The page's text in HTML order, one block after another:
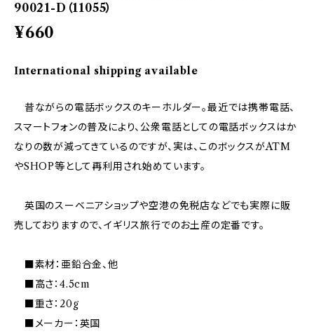
90021-D（11055）
¥660
International shipping available
昔ながらの電話ボックスのキーホルダー。最近では携帯電話、
スマートフォンの普及により、公衆電話としての電話ボックスはか
なりの数が減ってきているのですが、実は、このボックスがATM
やSHOP等として再利用され始めています。
英国のスーベニアショップや空港の免税店などでも実際に販
売しておりますので、イギリス旅行でのお土産の定番です。
■素材：亜鉛合金、他
■高さ：4.5cm
■重さ：20g
■メーカー：英国